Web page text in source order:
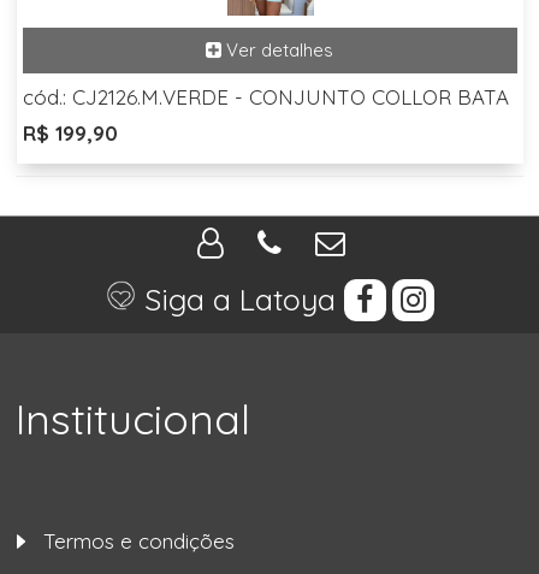
cód.: CJ2126.M.VERDE - CONJUNTO COLLOR BATA
R$ 199,90
Siga a Latoya
Institucional
Termos e condições